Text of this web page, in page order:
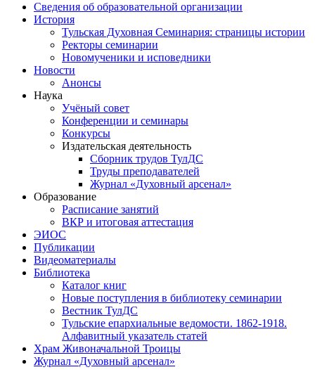
Сведения об образовательной организации
История
Тульская Духовная Семинария: страницы истории
Ректоры семинарии
Новомученики и исповедники
Новости
Анонсы
Наука
Учёный совет
Конференции и семинары
Конкурсы
Издательская деятельность
Сборник трудов ТулДС
Труды преподавателей
Журнал «Духовный арсенал»
Образование
Расписание занятий
ВКР и итоговая аттестация
ЭИОС
Публикации
Видеоматериалы
Библиотека
Каталог книг
Новые поступления в библиотеку семинарии
Вестник ТулДС
Тульские епархиальные ведомости. 1862-1918.
Алфавитный указатель статей
Храм Живоначальной Троицы
Журнал «Духовный арсенал»